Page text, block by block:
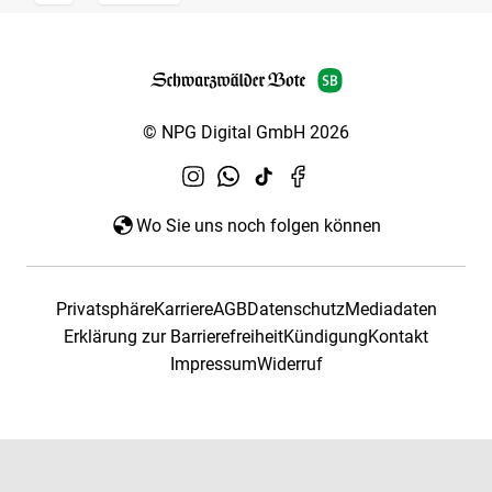
© NPG Digital GmbH 2026
Wo Sie uns noch folgen können
PrivatsphäreKarriereAGBDatenschutzMediadaten
Erklärung zur BarrierefreiheitKündigungKontakt
ImpressumWiderruf